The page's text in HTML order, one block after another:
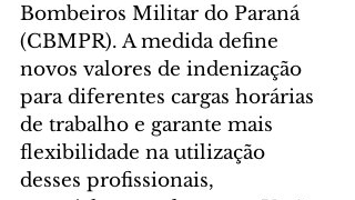
Bombeiros Militar do Paraná
(CBMPR). A medida define
novos valores de indenização
para diferentes cargas horárias
de trabalho e garante mais
flexibilidade na utilização
desses profissionais,